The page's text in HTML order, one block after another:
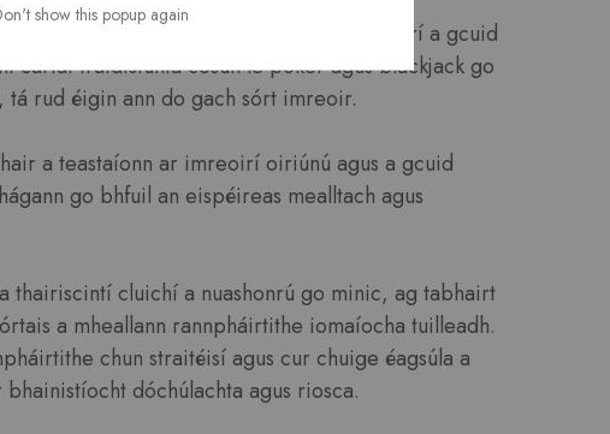
Mafia deiseanna iomadúla d’imreoirí a gcuid
cártaí traidisiúnta cosúil le poker agus blackjack go
tá rud éigin ann do gach sórt imreoir.
a teastaíonn ar imreoirí oiriúnú agus a gcuid
go bhfuil an eispéireas mealltach agus
thairiscintí cluichí a nuashonrú go minic, ag tabhairt
a mheallann rannpháirtithe iomaíocha tuilleadh.
chun straitéisí agus cur chuige éagsúla a
dóchúlachta agus riosca.
show this popup again